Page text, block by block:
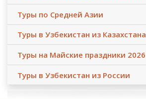
Туры по Средней Азии
Туры в Узбекистан из Казахстана
Туры на Майские праздники 2026
Туры в Узбекистан из России